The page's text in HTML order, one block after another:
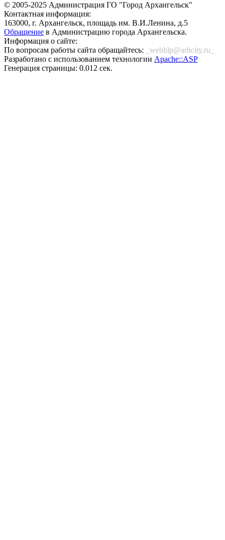
© 2005-2025 Администрация ГО "Город Архангельск"
Контактная информация:
163000, г. Архангельск, площадь им. В.И.Ленина, д.5
Обращение в Администрацию города Архангельска.
Информация о сайте:
По вопросам работы сайта обращайтесь:
_webhlp@arhcity.ru_
Разработано с использованием технологии Apache::ASP
Генерация страницы: 0.012 сек.